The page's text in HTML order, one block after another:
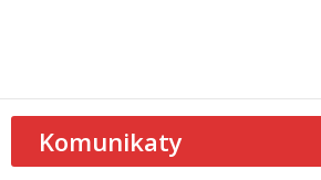
Komunikaty